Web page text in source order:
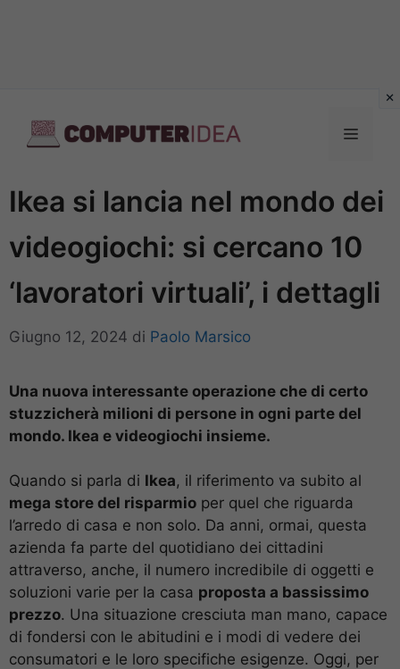
contenuto
Menu
Ikea si lancia nel mondo dei
videogiochi: si cercano 10
‘lavoratori virtuali’, i dettagli
Giugno 12, 2024 di Paolo Marsico
Una nuova interessante operazione che di certo
stuzzicherà milioni di persone in ogni parte del
mondo. Ikea e videogiochi insieme.
Quando si parla di Ikea, il riferimento va subito al
mega store del risparmio per quel che riguarda
l’arredo di casa e non solo. Da anni, ormai, questa
azienda fa parte del quotidiano dei cittadini
attraverso, anche, il numero incredibile di oggetti e
soluzioni varie per la casa proposta a bassissimo
prezzo. Una situazione cresciuta man mano, capace
di fondersi con le abitudini e i modi di vedere dei
consumatori e le loro specifiche esigenze. Oggi, per